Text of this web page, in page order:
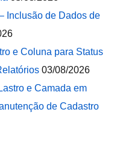
Inclusão de Dados de
e Coluna para Status
03/08/2026
e Camada em
de Cadastro